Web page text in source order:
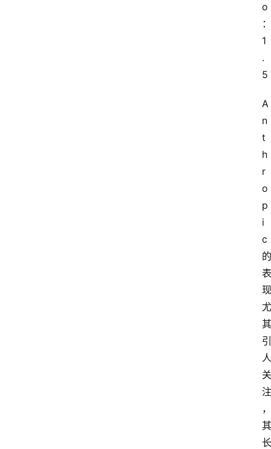
o
：
1
.
5
A
n
t
h
r
o
p
i
c
的
表
现
尤
其
引
人
关
注
，
其
长